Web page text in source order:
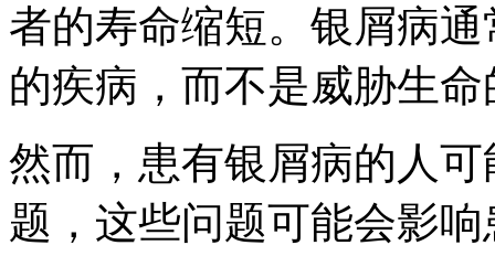
者的寿命缩短。银屑病
的疾病，而不是威胁生
然而，患有银屑病的人
题，这些问题可能会影